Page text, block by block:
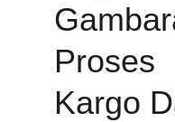
Kargo